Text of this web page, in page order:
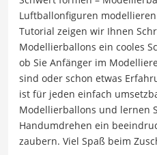
Luftballonfiguren
Tutorial zeigen wir Ihnen
Modellierballons ein cooles
ob Sie Anfänger im
sind oder schon etwas
ist für jeden einfach
Modellierballons und lernen
Handumdrehen ein
zaubern. Viel Spaß beim